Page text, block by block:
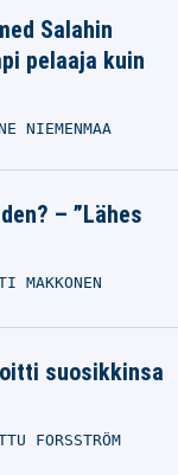
Salahin
pelaaja kuin
NIEMENMAA
– ”Lähes
MAKKONEN
suosikkinsa
FORSSTRÖM